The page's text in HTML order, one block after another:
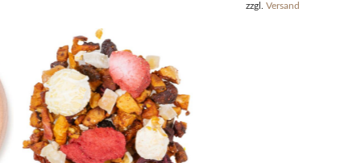
zzgl. Versand
Schwarztee